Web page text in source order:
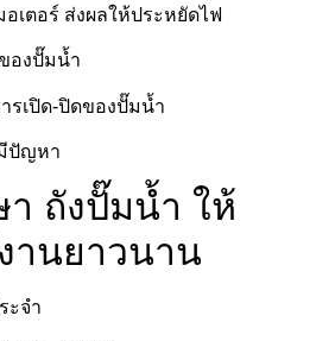
เตอร์ ส่งผลให้ประหยัดไฟ
องปั๊มน้ำ
รเปิด-ปิดของปั๊มน้ำ
ปัญหา
า ถังปั๊มน้ำ ให้
านยาวนาน
ะจำ